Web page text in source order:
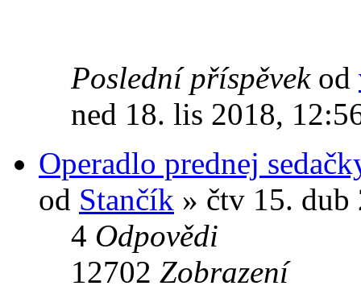
Poslední příspěvek od
ned 18. lis 2018,
Operadlo prednej
od Stančík » čtv 15. dub
4 Odpovědi
12702 Zobrazení